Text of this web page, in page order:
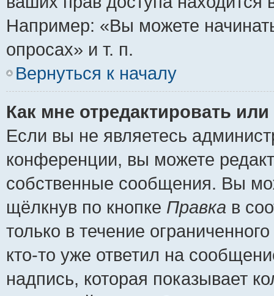
Например: «Вы можете
опросах» и т. п.
Вернуться к началу
Как мне отредактировать
Если вы не являетесь
конференции, вы можете
собственные сообщения. Вы
щёлкнув по кнопке Правка в
только в течение
кто-то уже ответил на
надпись, которая показывает